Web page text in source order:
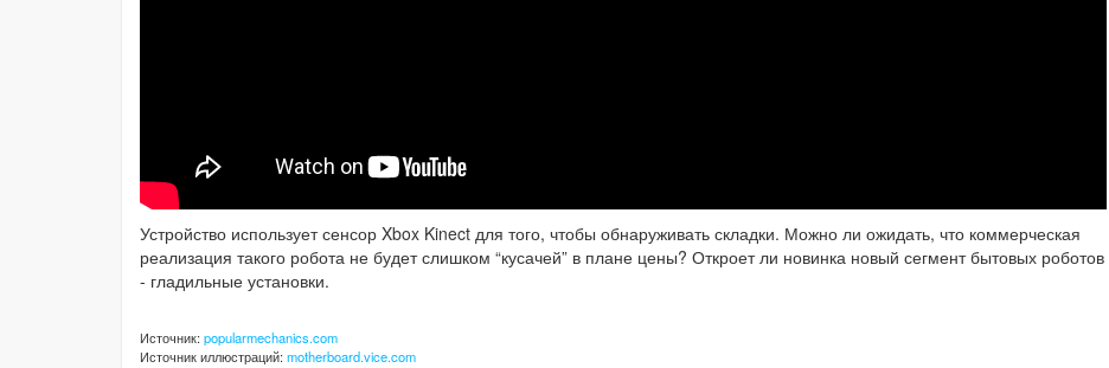
Устройство использует сенсор Xbox Kinect для того, чтобы обнаруживать складки. Можно ли ожидать, что коммерческая
реализация такого робота не будет слишком “кусачей” в плане цены? Откроет ли новинка новый сегмент бытовых роботов
- гладильные установки.
Источник:popularmechanics.com
Источник иллюстраций:motherboard.vice.com